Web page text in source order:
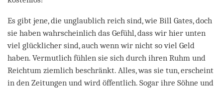
Es gibt jene, die unglaublich reich sind, wie Bill Gates, doch
sie haben wahrscheinlich das Gefühl, dass wir hier unten
viel glücklicher sind, auch wenn wir nicht so viel Geld
haben. Vermutlich fühlen sie sich durch ihren Ruhm und
Reichtum ziemlich beschränkt. Alles, was sie tun, erscheint
in den Zeitungen und wird öffentlich. Sogar ihre Söhne und